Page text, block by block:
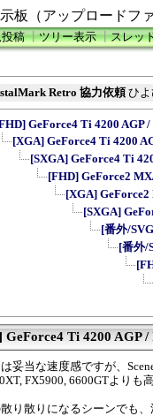
板（アップロードフ
稿┃ツリー表示┃スレッ
Retro 協力依頼 ひよ
GeForce4 Ti 4200 AGP
[XGA] GeForce4 Ti 4200
[SXGA] GeForce4 Ti
[FHD] GeForce2
[XGA]
[SXGA]
[番外/
[番外/
GeForce4 Ti 4200 AGP /
は妥当な速度感ですが、
FX5900, 6600GTよりも
り散りになるシーンでも